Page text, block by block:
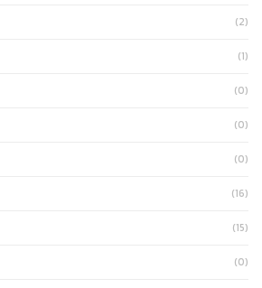
(2)
(1)
(0)
(0)
(0)
(16)
(15)
(0)